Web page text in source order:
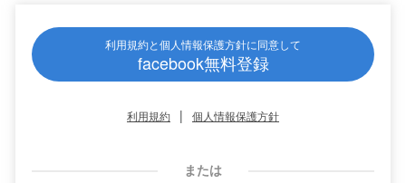
利用規約と個人情報保護方針に同意して
facebook無料登録
利用規約 | 個人情報保護方針
または